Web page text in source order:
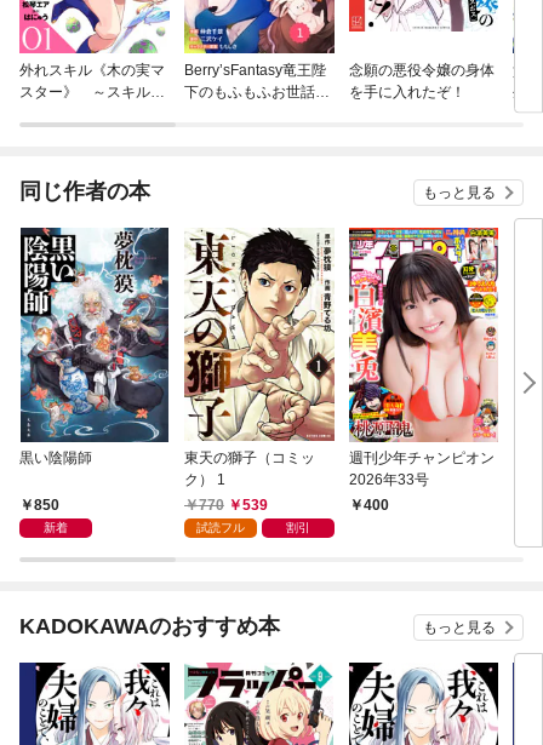
外れスキル《木の実マ
スター》 ～スキルの
Berry’sFantasy竜王陛
下のもふもふお世話係
念願の悪役令嬢の身体
を手に入れたぞ！
貴
生
得
同じ作者の本 もっと見る
黒い陰陽師
850
新着
東天の獅子（コミッ
ク） 1
770
539
試読フル 割引
週刊少年チャンピオン
2026年33号
400
KADOKAWAのおすすめ本 もっと見る